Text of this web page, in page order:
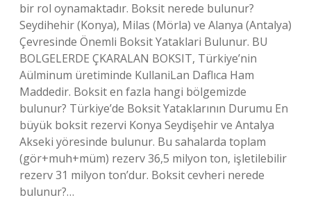
bir rol oynamaktadır. Boksit nerede bulunur?
Seydihehir (Konya), Milas (Mörla) ve Alanya (Antalya)
Çevresinde Önemli Boksit Yataklari Bulunur. BU
BOLGELERDE ÇKARALAN BOKSIT, Türkiye’nin
Aülminum üretiminde KullaniLan Daflıca Ham
Maddedir. Boksit en fazla hangi bölgemizde
bulunur? Türkiye’de Boksit Yataklarının Durumu En
büyük boksit rezervi Konya Seydişehir ve Antalya
Akseki yöresinde bulunur. Bu sahalarda toplam
(gör+muh+müm) rezerv 36,5 milyon ton, işletilebilir
rezerv 31 milyon ton’dur. Boksit cevheri nerede
bulunur?…